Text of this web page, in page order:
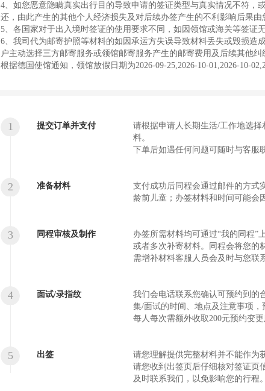
4、如您恶意隐瞒真实出行目的导致申请的签证类型与真实情况不符
还，由此产生的其他个人经济损失及对后续办签产生的不利影响后果由
5、各国家对于出入境时签证的使用要求不同，如因领馆或海关等签证
6、我司代为邮寄护照等材料的如因承运方失误导致材料丢失或毁损
户主动选择三方邮寄服务或领馆邮寄服务产生的邮寄费用及后续其他纠
根据德国使馆通知，领馆放假日期为2026-09-25,2026-10-01,2026-10-
1 提交订单并支付
请根据申请人长期生活/工作地选
料。
下单后如遇任何问题可随时与客服
2 准备材料
支付成功后同程会通过邮件的方式
龄前儿童；办签材料和时间可能会
3 同程审核及制作
办签所需材料均可通过“我的同程”
或者多次补寄材料。同程会将您的
需增补材料客服人员会及时与您联
4 面试/录指纹
我们会电话联系您确认可预约到的
集/面试的时间、地点及注意事项
每人每次需额外收取200元预约变更
5 出签
请您理解提供完整材料并不能作为
请您收到出签页后仔细核对签证页
及时联系我们，以免影响您的行程